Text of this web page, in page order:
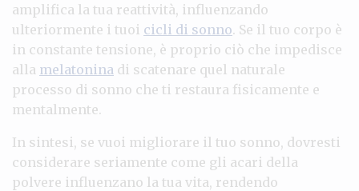
amplifica la tua reattività, influenzando
ulteriormente i tuoi cicli di sonno. Se il tuo corpo è
in constante tensione, è proprio ciò che impedisce
alla melatonina di scatenare quel naturale
processo di sonno che ti restaura fisicamente e
mentalmente.
In sintesi, se vuoi migliorare il tuo sonno, dovresti
considerare seriamente come gli acari della
polvere influenzano la tua vita, rendendo